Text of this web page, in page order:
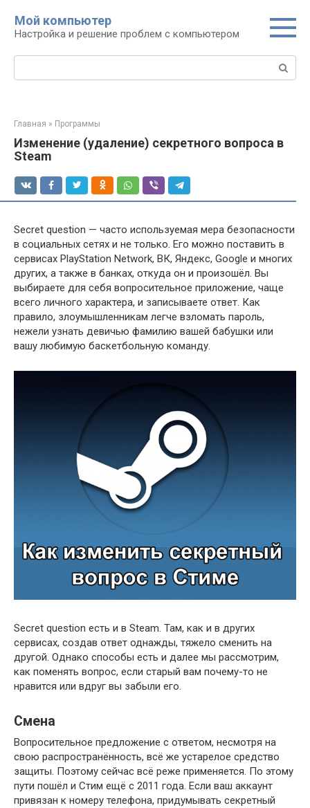
контенту
Мой компьютер
Настройка и решение проблем с компьютером
Поиск:
Главная » Программы
Изменение (удаление) секретного вопроса в
Steam
Secret question — часто используемая мера безопасности
в социальных сетях и не только. Его можно поставить в
сервисах PlayStation Network, ВК, Яндекс, Google и многих
других, а также в банках, откуда он и произошёл. Вы
выбираете для себя вопросительное приложение, чаще
всего личного характера, и записываете ответ. Как
правило, злоумышленникам легче взломать пароль,
нежели узнать девичью фамилию вашей бабушки или
вашу любимую баскетбольную команду.
Secret question есть и в Steam. Там, как и в других
сервисах, создав ответ однажды, тяжело сменить на
другой. Однако способы есть и далее мы рассмотрим,
как поменять вопрос, если старый вам почему-то не
нравится или вдруг вы забыли его.
Смена
Вопросительное предложение с ответом, несмотря на
свою распространённость, всё же устарелое средство
защиты. Поэтому сейчас всё реже применяется. По этому
пути пошёл и Стим ещё с 2011 года. Если ваш аккаунт
привязан к номеру телефона, придумывать секретный